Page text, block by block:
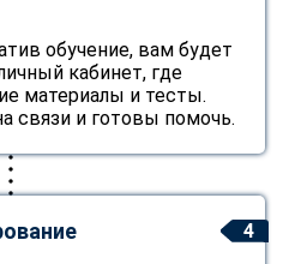
обучение, вам будет
кабинет, где
материалы и тесты.
связи и готовы помочь.
4